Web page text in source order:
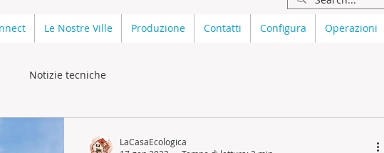
Le Nostre Ville Produzione Contatti Configura Operazioni
Notizie tecniche
LaCasaEcologica